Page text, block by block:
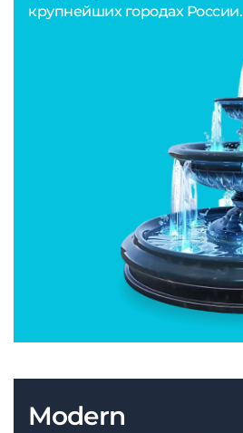
крупнейших городах России.
Modern